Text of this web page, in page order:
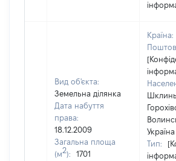
Вид об'єкта:
Земельна ділянка
Дата набуття
права:
18.12.2009
Загальна площа
(м2): 1701
Країна:
Україна
Тип: